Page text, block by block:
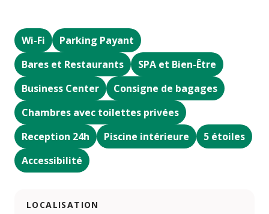
Wi-Fi
Parking Payant
Bares et Restaurants
SPA et Bien-Être
Business Center
Consigne de bagages
Chambres avec toilettes privées
Reception 24h
Piscine intérieure
5 étoiles
Accessibilité
LOCALISATION